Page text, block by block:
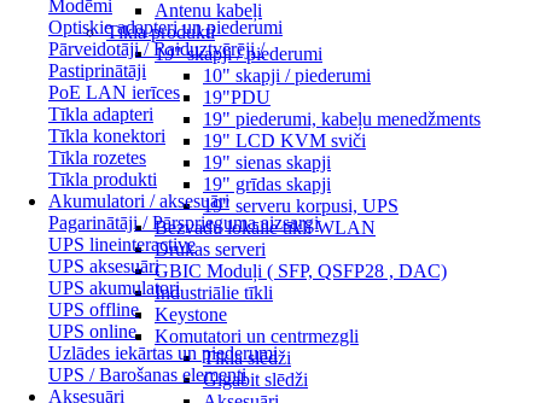
Modēmi
Optiskie adapteri un piederumi
Pārveidotāji / Raiduztvērēji /
Pastiprinātāji
PoE LAN ierīces
Tīkla adapteri
Tīkla konektori
Tīkla rozetes
Tīkla produkti
Akumulatori / aksesuāri
Pagarinātāji / Pārsprieguma aizsargi
UPS lineinteractive
UPS aksesuāri
UPS akumulatori
UPS offline
UPS online
Uzlādes iekārtas un piederumi
UPS / Barošanas elementi
Aksesuāri
Antenu kabeļi
Tīkla produkti
19" skapji / piederumi
10" skapji / piederumi
19"PDU
19" piederumi, kabeļu menedžments
19" LCD KVM sviči
19" sienas skapji
19" grīdas skapji
19" serveru korpusi, UPS
Bezvadu lokālie tīkli WLAN
Drukas serveri
GBIC Moduļi ( SFP, QSFP28 , DAC)
Industriālie tīkli
Keystone
Komutatori un centrmezgli
Tīkla slēdži
Gigabit slēdži